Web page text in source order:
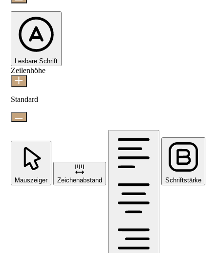
Lesbare Schrift
Zeilenhöhe
Standard
Mauszeiger Zeichenabstand Schriftstärke